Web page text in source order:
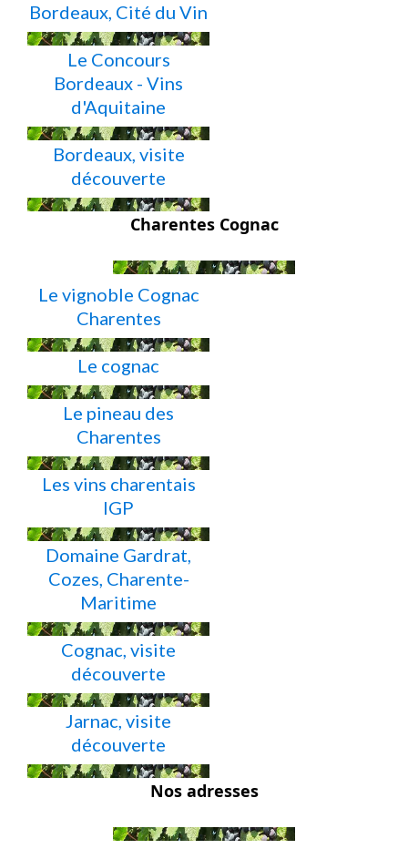
Bordeaux, Cité du Vin
Le Concours
Bordeaux - Vins
d'Aquitaine
Bordeaux, visite
découverte
Charentes Cognac
Le vignoble Cognac
Charentes
Le cognac
Le pineau des
Charentes
Les vins charentais
IGP
Domaine Gardrat,
Cozes, Charente-
Maritime
Cognac, visite
découverte
Jarnac, visite
découverte
Nos adresses